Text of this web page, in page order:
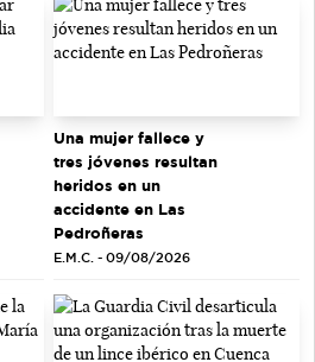
Una mujer fallece y
tres jóvenes resultan
heridos en un
accidente en Las
Pedroñeras
E.M.C. - 09/08/2026